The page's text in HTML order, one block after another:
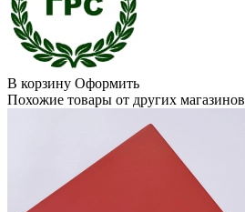
В корзину Оформить
Похожие товары от других магазинов